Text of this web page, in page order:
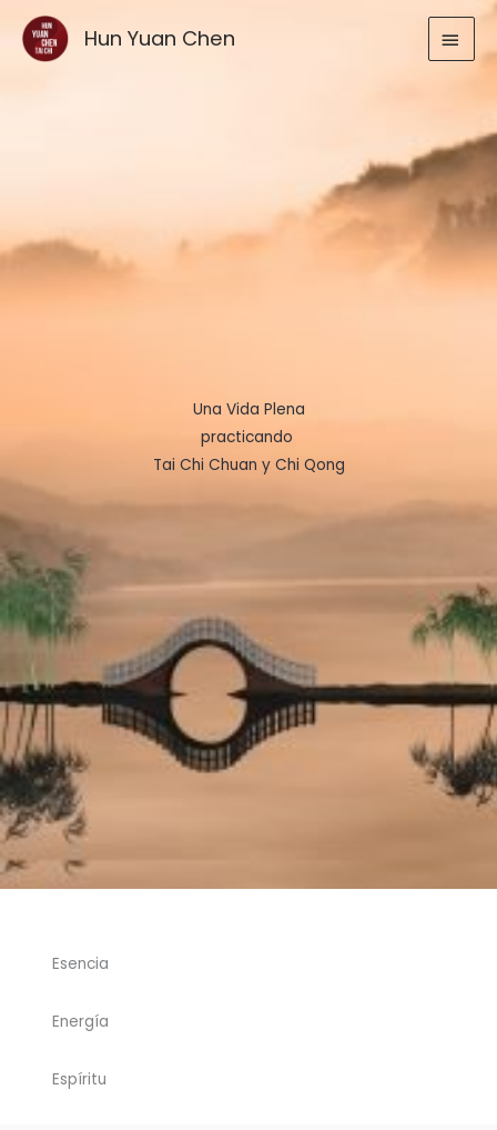
contenido
Hun Yuan Chen
Una Vida Plena
practicando
Tai Chi Chuan y Chi Qong
Esencia
Energía
Espíritu